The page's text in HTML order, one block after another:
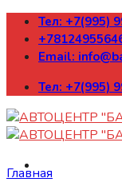
Skip
content
Тел: +7(995)
Email:
Тел: +7(995)
Главная